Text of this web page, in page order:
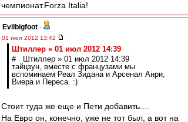
чемпионат.Forza Italia!
Evilbigfoot -
01 июл 2012 13:42
Штиллер » 01 июл 2012 14:39
# Штиллер » 01 июл 2012 14:39
тайцзун, вместе с французами мы
вспоминаем Реал Зидана и Арсенал Анри,
Виера и Переса. :)
Стоит туда же еще и Пети добавить....
На Евро он, конечно, уже не тот был, а вот на